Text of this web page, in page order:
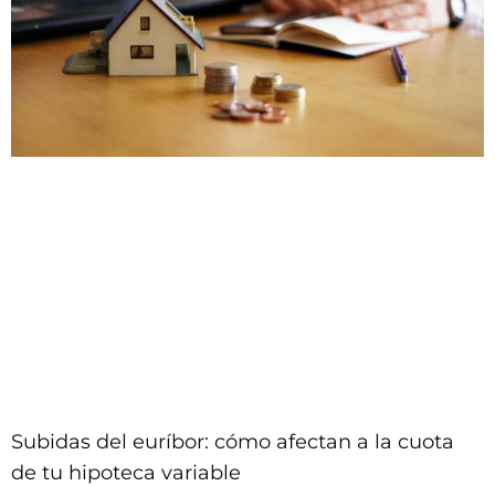
Subidas del euríbor: cómo afectan a la cuota
de tu hipoteca variable